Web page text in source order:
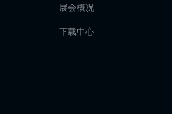
展会概况
下载中心